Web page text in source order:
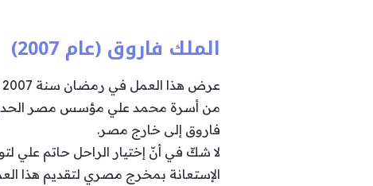
الملك فاروق (عام 2007)
فاروق إلى خارج مصر.
لا شكّ في أنّ إختيار الراحل حاتم علي
الإستعانة بمخرج مصري لتقديم هذا